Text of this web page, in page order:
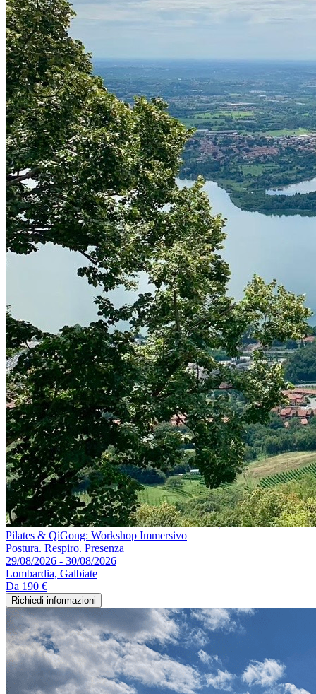
Pilates & QiGong: Workshop Immersivo
Postura. Respiro. Presenza
29/08/2026 - 30/08/2026
Lombardia, Galbiate
Da 190 €
Richiedi informazioni